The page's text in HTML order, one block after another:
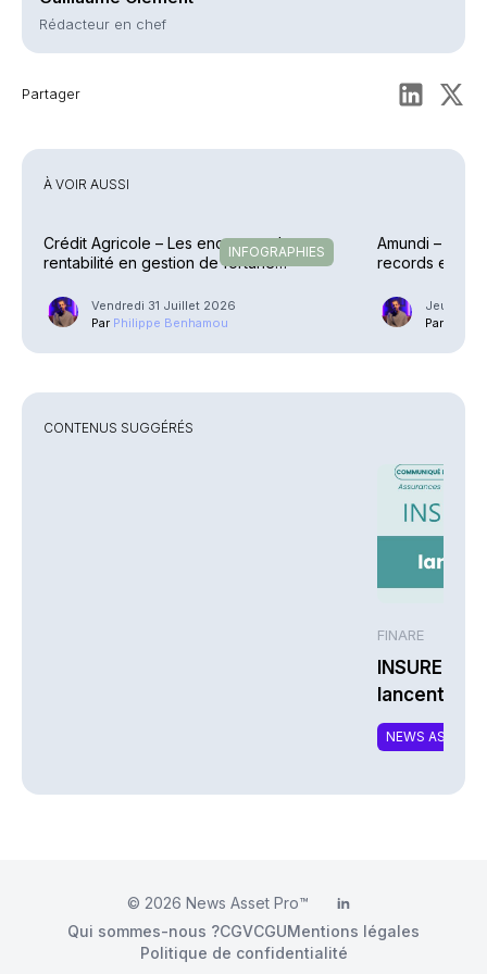
Rédacteur en chef
Partager
À VOIR AUSSI
INFOGRAPHIES
Crédit Agricole – Les encours et la
rentabilité en gestion de fortune
Vendredi 31 Juillet 2026
Par Philippe Benhamou
Amundi – Des
records en
Jeudi 30
Par
CONTENUS SUGGÉRÉS
FINARE
INSUREM
lancent
nouvelle
NEWS
© 2026 News Asset Pro™ LinkedIn
Qui sommes-nous ?CGVCGUMentions légales
Politique de confidentialité